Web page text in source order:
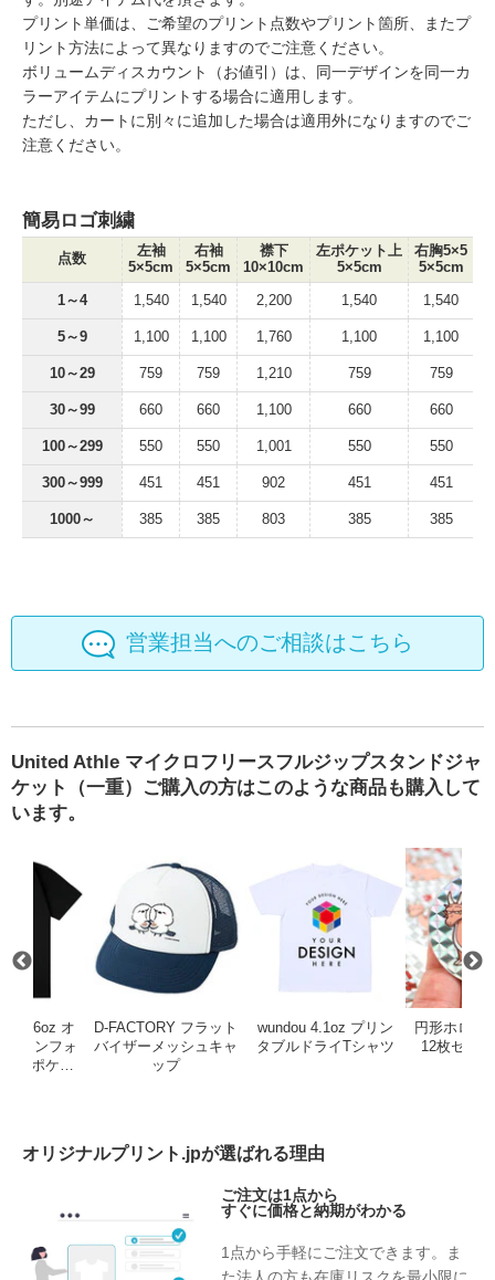
プリント単価は、ご希望のプリント点数やプリント箇所、またプ
リント方法によって異なりますのでご注意ください。
ボリュームディスカウント（お値引）は、同一デザインを同一カ
ラーアイテムにプリントする場合に適用します。
ただし、カートに別々に追加した場合は適用外になりますのでご
注意ください。
簡易ロゴ刺繍
点数
左袖
5×5cm
右袖
5×5cm
襟下
10×10cm
左ポケット上
5×5cm
右胸5×5
5×5cm
1～4 1,540 1,540 2,200 1,540 1,540
5～9 1,100 1,100 1,760 1,100 1,100
10～29 759 759 1,210 759 759
30～99 660 660 1,100 660 660
100～299 550 550 1,001 550 550
300～999 451 451 902 451 451
1000～ 385 385 803 385 385
営業担当へのご相談はこちら
United Athle マイクロフリースフルジップスタンドジャ
ケット（一重）ご購入の方はこのような商品も購入して
います。
中綿入）
ール 12枚セット（スクエア）
6.6oz オ
ドコンフォ
（ポケッ
D-FACTORY 6.6oz オープンエンドコンフォートTシャツ
D-FACTORY フラット
バイザーメッシュキャ
ップ
D-FACTORY フラットバイザーメ
wundou 4.1oz プリン
タブルドライTシャツ
wundou
円形ホログ
12枚セッ
オリジナルプリント.jpが選ばれる理由
ご注文は1点から
すぐに価格と納期がわかる
1点から手軽にご注文できます。ま
た法人の方も在庫リスクを最小限に